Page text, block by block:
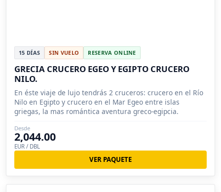
15 DÍAS SIN VUELO RESERVA ONLINE
GRECIA CRUCERO EGEO Y EGIPTO CRUCERO
NILO.
En éste viaje de lujo tendrás 2 cruceros: crucero en el Río
Nilo en Egipto y crucero en el Mar Egeo entre islas
griegas, la mas romántica aventura greco-egipcia.
Desde
2,044.00
EUR / DBL
VER PAQUETE